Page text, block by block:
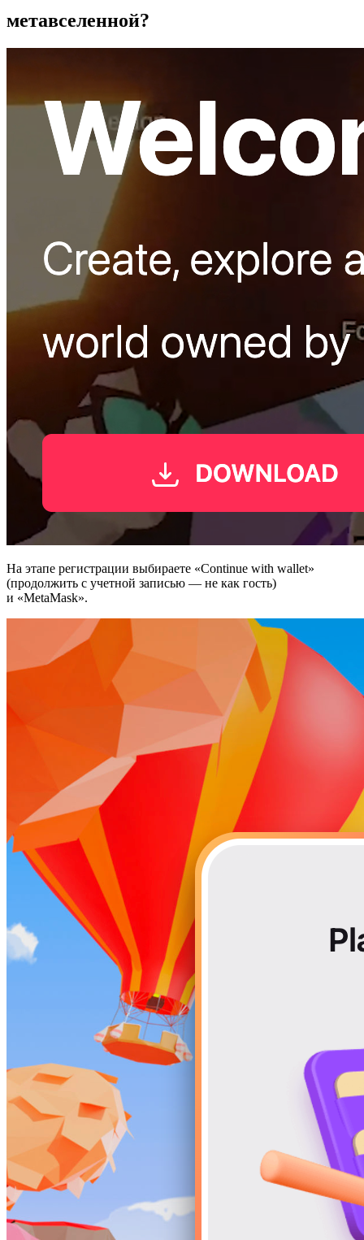
метавселенной?
На этапе регистрации выбираете «Continue with wallet»
(продолжить с учетной записью — не как гость)
и «MetaMask».